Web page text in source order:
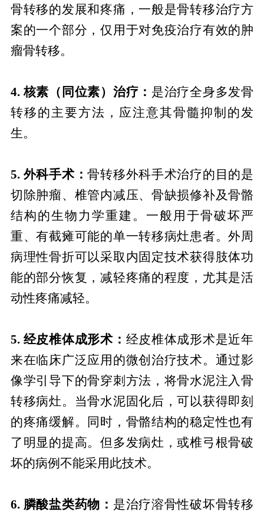
骨转移的发展和疼痛，一般是骨转移治疗方
案的一个部分，仅用于对免疫治疗有效的肿
瘤骨转移。
4. 核素（同位素）治疗： 是治疗全身多发骨
转移的主要方法，应注意其骨髓抑制的发
生。
5. 外科手术：骨转移外科手术治疗的目的是
切除肿瘤、椎管内减压、骨缺损修补及骨骼
结构的生物力学重建。一般用于骨破坏严
重、有截瘫可能的单一转移病灶患者。外周
病理性骨折可以采取内固定技术获得肢体功
能的部分恢复，减轻疼痛的程度，尤其是活
动性疼痛减轻。
5. 经皮椎体成形术： 经皮椎体成形术是近年
来在临床广泛应用的微创治疗技术。通过影
像学引导下的骨穿刺方法，将骨水泥注入骨
转移病灶。当骨水泥固化后，可以获得即刻
的疼痛缓解。同时，骨骼结构的稳定性也有
了明显的提高。但多发病灶，或椎弓根骨破
坏的病例不能采用此技术。
6. 膦酸盐类药物： 是治疗溶骨性破坏骨转移